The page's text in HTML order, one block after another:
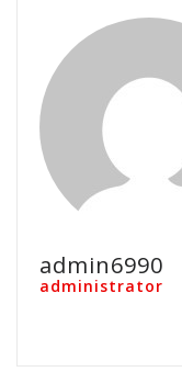
admin6990
administrator